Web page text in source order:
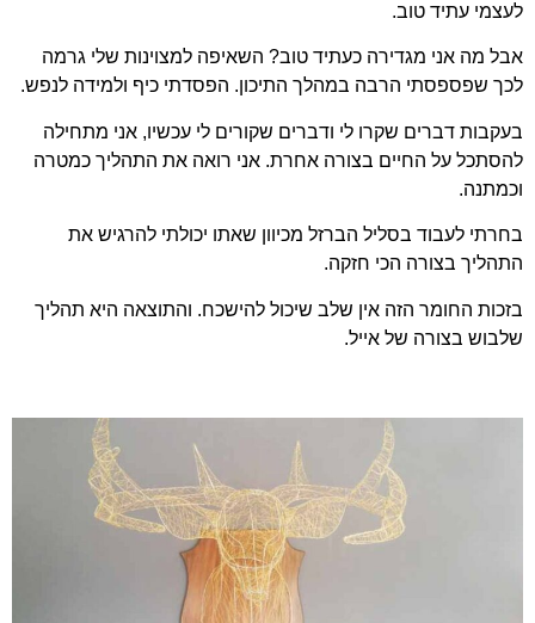
לעצמי עתיד טוב.
אבל מה אני מגדירה כעתיד טוב? השאיפה למצוינות שלי גרמה
לכך שפספסתי הרבה במהלך התיכון. הפסדתי כיף ולמידה לנפש.
בעקבות דברים שקרו לי ודברים שקורים לי עכשיו, אני מתחילה
להסתכל על החיים בצורה אחרת. אני רואה את התהליך כמטרה
וכמתנה.
בחרתי לעבוד בסליל הברזל מכיוון שאתו יכולתי להרגיש את
התהליך בצורה הכי חזקה.
בזכות החומר הזה אין שלב שיכול להישכח. והתוצאה היא תהליך
שלבוש בצורה של אייל.